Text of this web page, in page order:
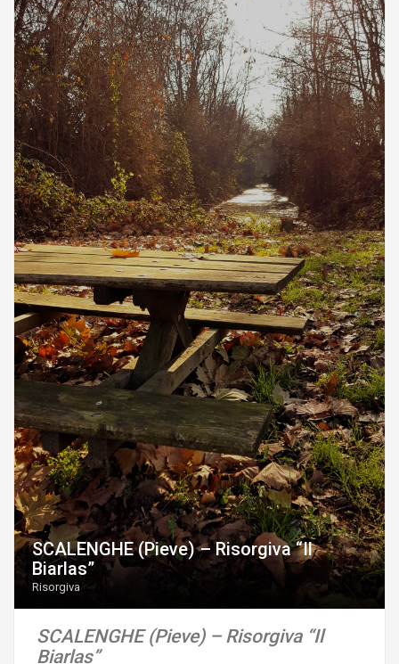
SCALENGHE (Pieve) – Risorgiva “Il
Biarlas”
Risorgiva
SCALENGHE (Pieve) – Risorgiva “Il
Biarlas”